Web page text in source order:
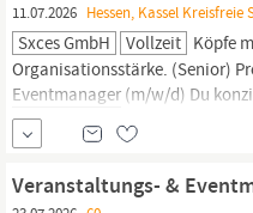
11.07.2026 Hessen, Kassel Kreisfreie
Sxces GmbH Vollzeit Köpfe
Organisationsstärke. (Senior)
Eventmanager (m/w/d) Du
unterschiedlichen Formaten.
(m/w/d) für unsere Kunden
die gesamte
Umsetzung vor Ort.
Veranstaltungs- &